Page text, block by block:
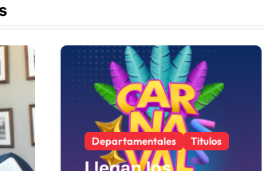
Departamentales Titulos